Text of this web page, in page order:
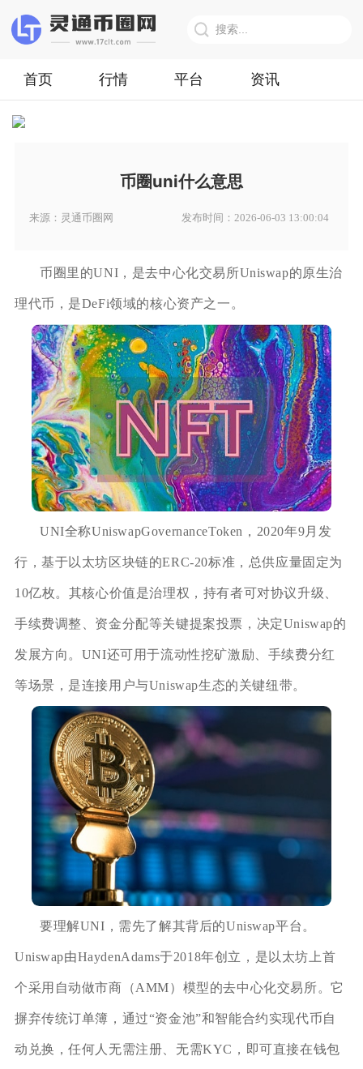
首页 行情 平台 资讯
币圈uni什么意思
来源：灵通币圈网 发布时间：2026-06-03 13:00:04
币圈里的UNI，是去中心化交易所Uniswap的原生治
理代币，是DeFi领域的核心资产之一。
UNI全称UniswapGovernanceToken，2020年9月发
行，基于以太坊区块链的ERC-20标准，总供应量固定为
10亿枚。其核心价值是治理权，持有者可对协议升级、
手续费调整、资金分配等关键提案投票，决定Uniswap的
发展方向。UNI还可用于流动性挖矿激励、手续费分红
等场景，是连接用户与Uniswap生态的关键纽带。
要理解UNI，需先了解其背后的Uniswap平台。
Uniswap由HaydenAdams于2018年创立，是以太坊上首
个采用自动做市商（AMM）模型的去中心化交易所。它
摒弃传统订单簿，通过“资金池”和智能合约实现代币自
动兑换，任何人无需注册、无需KYC，即可直接在钱包